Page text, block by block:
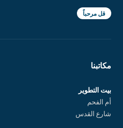
قل مرحباً
مكاتبنا
بيت التطوير
أم الفحم
شارع القدس